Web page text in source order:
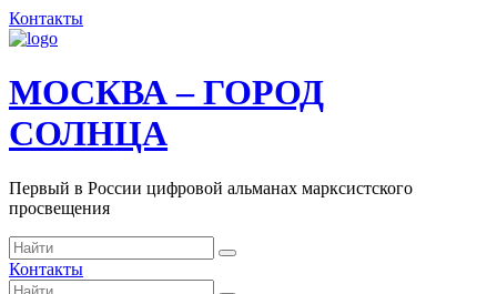
Контакты
МОСКВА – ГОРОД
СОЛНЦА
Первый в России цифровой альманах марксистского
просвещения
Контакты